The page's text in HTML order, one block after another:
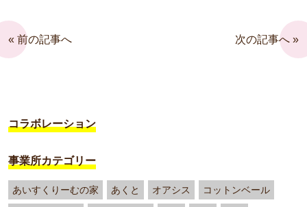
« 前の記事へ 次の記事へ »
コラボレーション
事業所カテゴリー
あいすくりーむの家 あくと オアシス コットンベール